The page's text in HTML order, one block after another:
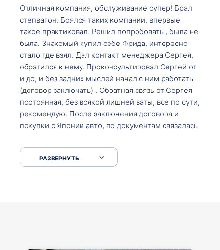
Отличная компания, обслуживание супер! Брал
степвагон. Боялся таких компании, впервые
такое практиковал. Решил попробовать , была не
была. Знакомый купил себе Фрида, интересно
стало где взял. Дал контакт менеджера Сергея,
обратился к нему. Проконсультировал Сергей от
и до, и без задних мыслей начал с ним работать
(договор заключать) . Обратная связь от Сергея
постоянная, без всякой лишней ваты, все по сути,
рекомендую. После заключения договора и
покупки с Японии авто, по документам связалась
что заполнить, куда зайти, образцы и т.д. После
приехал за авто. Меня тепло встретили Сергей с
РАЗВЕРНУТЬ